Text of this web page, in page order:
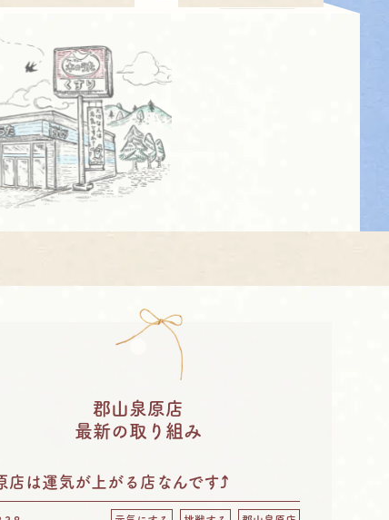
郡山泉原店
最新の取り組み
店は運気が上がる店なんです⤴